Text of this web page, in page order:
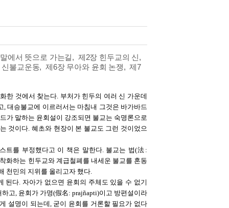
에서 뜻으로 가는길, 제2장 힌두교의 신,
불교운동, 제6장 무아와 윤회 논쟁, 제7
한 것에서 찾는다. 부처가 힌두의 여러 신 가운데
대승불교에 이르러서는 마침내 그것은 바가바드
가 말하는 윤회설이 강조되면 불교는 숙명론으로
것이다. 혜초와 현장이 본 불교도 그런 것이었으
트를 부정했다고 이 책은 말한다. 불교는 법(法:
화하는 힌두교와 계급철폐를 내세운 불교를 혼동
천민의 지위를 올리고자 했다.
된다. 자아가 없으면 윤회의 주체도 있을 수 없기
고, 윤회가 가명(假名: prajñapti)이고 방편설이라
설명이 되는데, 굳이 윤회를 거론할 필요가 없다